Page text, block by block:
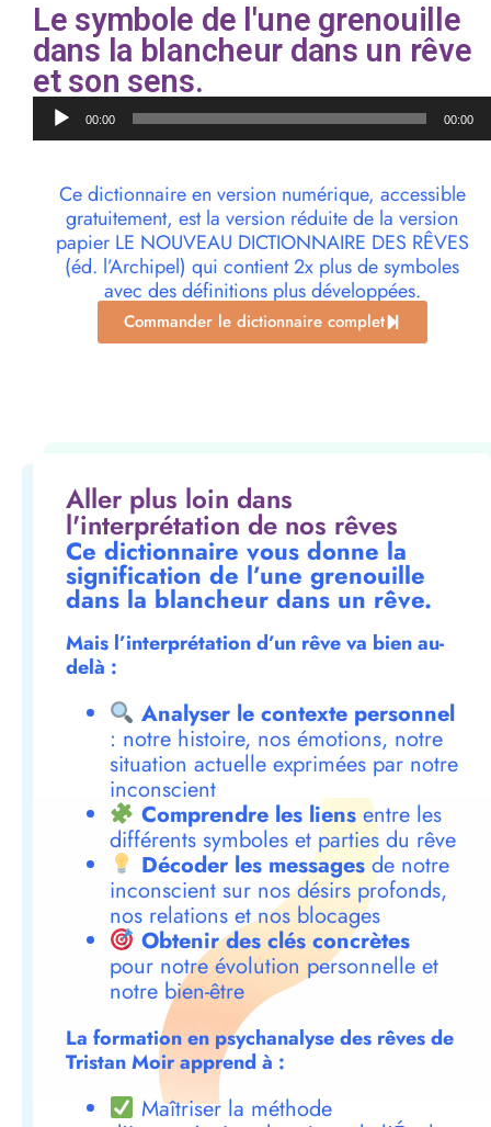
Le symbole de l'une grenouille
dans la blancheur dans un rêve
et son sens.
Lecteur
audio00:00 00:00
Ce dictionnaire en version numérique, accessible
gratuitement, est la version réduite de la version
papier LE NOUVEAU DICTIONNAIRE DES RÊVES
(éd. l’Archipel) qui contient 2x plus de symboles
avec des définitions plus développées.
Commander le dictionnaire complet
Aller plus loin dans
l'interprétation de nos rêves
Ce dictionnaire vous donne la
signification de l’une grenouille
dans la blancheur dans un rêve.
Mais l’interprétation d’un rêve va bien au-
delà :
Analyser le contexte personnel
: notre histoire, nos émotions, notre
situation actuelle exprimées par notre
inconscient
Comprendre les liensentre les
différents symboles et parties du rêve
Décoder les messagesde notre
inconscient sur nos désirs profonds,
nos relations et nos blocages
Obtenir des clés concrètes
pour notre évolution personnelle et
notre bien-être
La formation en psychanalyse des rêves de
Tristan Moir apprend à :
Maîtriser la méthode